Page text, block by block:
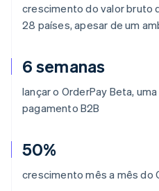
crescimento do valor bruto
28 países, apesar de um
6 semanas
lançar o OrderPay Beta,
pagamento B2B
50%
crescimento mês a mês do